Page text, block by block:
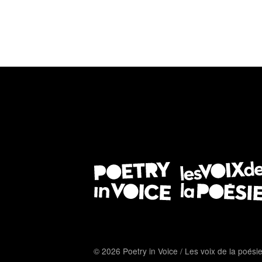
© 2026 Poetry in Voice / Les voix de la poésie